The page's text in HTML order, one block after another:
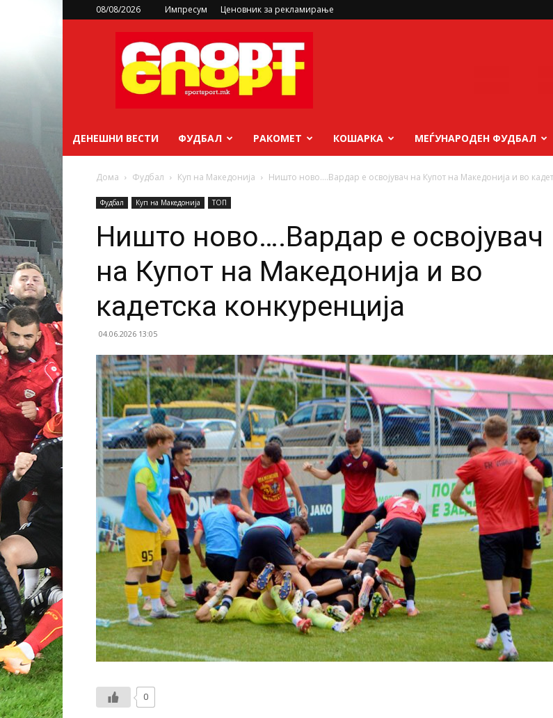
08/08/2026 Импресум Ценовник за рекламирање
sportsport.mk
ДЕНЕШНИ ВЕСТИ ФУДБАЛ РАКОМЕТ КОШАРКА МЕЃУНАРОДЕН ФУДБАЛ
Дома Фудбал Куп на Македонија Ништо ново….Вардар е освојувач на Купот на Македонија и во
Фудбал Куп на Македонија ТОП
Ништо ново….Вардар е освојувач
на Купот на Македонија и во
кадетска конкуренција
04.06.2026 13:05
0